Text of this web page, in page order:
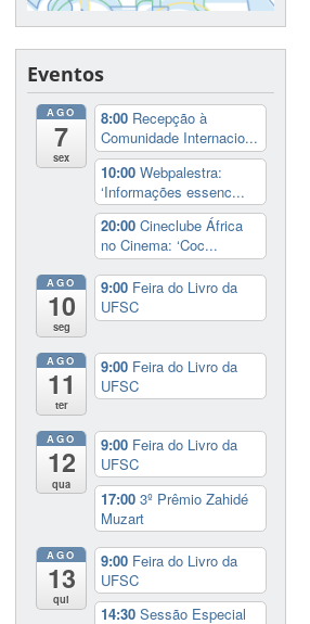
Eventos
AGO
7
sex
8:00 Recepção à
Comunidade Internacio...
10:00Webpalestra:
‘Informações essenc...
20:00Cineclube África
no Cinema: ‘Coc...
AGO
10
seg
9:00 Feira do Livro da
UFSC
AGO
11
ter
9:00 Feira do Livro da
UFSC
AGO
12
qua
9:00 Feira do Livro da
UFSC
17:003º Prêmio Zahidé
Muzart
AGO
13
qui
9:00 Feira do Livro da
UFSC
14:30Sessão Especial